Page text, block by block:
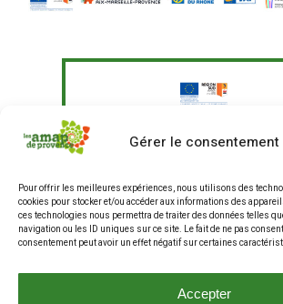
Gérer le consentement
Pour offrir les meilleures expériences, nous utilisons des
cookies pour stocker et/ou accéder aux informations des
ces technologies nous permettra de traiter des données telles
navigation ou les ID uniques sur ce site. Le fait de ne pas
consentement peut avoir un effet négatif sur certaines
Accepter
Le Fonds Européen Agricole
d'actions visant à "Agir pour
alimentation plus durable
entreprises et restauration
domicile, et renforcer les liens
La production de ce site internet